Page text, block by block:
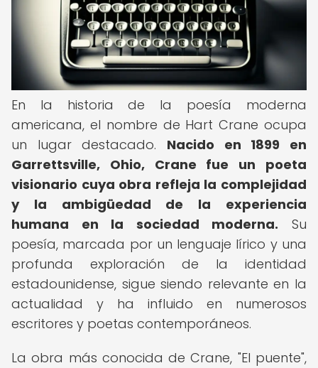
En la historia de la poesía moderna
americana, el nombre de Hart Crane ocupa
un lugar destacado. Nacido en 1899 en
Garrettsville, Ohio, Crane fue un poeta
visionario cuya obra refleja la complejidad
y la ambigüedad de la experiencia
humana en la sociedad moderna. Su
poesía, marcada por un lenguaje lírico y una
profunda exploración de la identidad
estadounidense, sigue siendo relevante en la
actualidad y ha influido en numerosos
escritores y poetas contemporáneos.
La obra más conocida de Crane, "El puente",